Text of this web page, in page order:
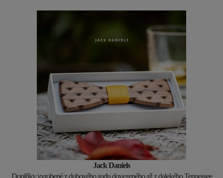
Jack Daniels
Doplňky vyrobené z dubového sudu dovezeného až z dalekého Tennessee